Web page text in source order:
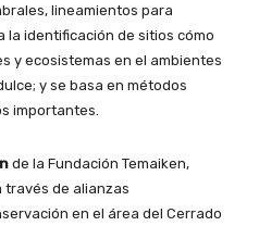
lineamientos para
la identificación de sitios cómo
y ecosistemas en el ambientes
y se basa en métodos
importantes.
de la Fundación Temaiken,
través de alianzas
en el área del Cerrado